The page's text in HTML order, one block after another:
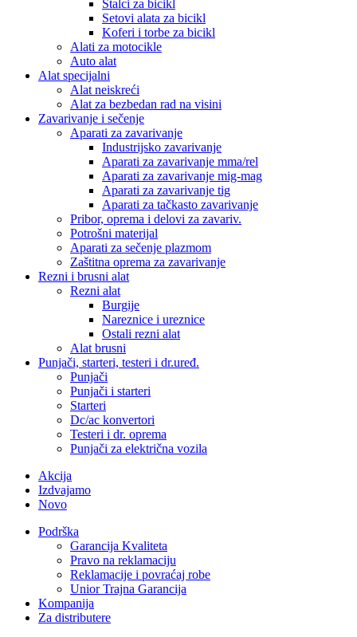
Stalci za bicikl
Setovi alata za bicikl
Koferi i torbe za bicikl
Alati za motocikle
Auto alat
Alat specijalni
Alat neiskreći
Alat za bezbedan rad na visini
Zavarivanje i sečenje
Aparati za zavarivanje
Industrijsko zavarivanje
Aparati za zavarivanje mma/rel
Aparati za zavarivanje mig-mag
Aparati za zavarivanje tig
Aparati za tačkasto zavarivanje
Pribor, oprema i delovi za zavariv.
Potrošni materijal
Aparati za sečenje plazmom
Zaštitna oprema za zavarivanje
Rezni i brusni alat
Rezni alat
Burgije
Nareznice i ureznice
Ostali rezni alat
Alat brusni
Punjači, starteri, testeri i dr.uređ.
Punjači
Punjači i starteri
Starteri
Dc/ac konvertori
Testeri i dr. oprema
Punjači za električna vozila
Akcija
Izdvajamo
Novo
Podrška
Garancija Kvaliteta
Pravo na reklamaciju
Reklamacije i povraćaj robe
Unior Trajna Garancija
Kompanija
Za distributere